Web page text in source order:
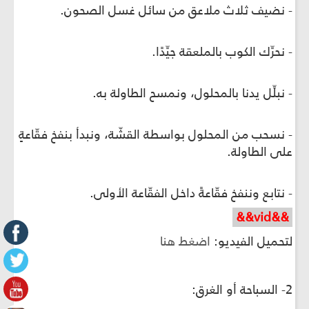
- نضيف ثلاث ملاعق من سائل غسل الصحون.
- نحرِّك الكوب بالملعقة جيِّدًا.
- نبلِّل يدنا بالمحلول، ونمسح الطاولة به.
- نسحب من المحلول بواسطة القشّة، ونبدأ بنفخ فقّاعةٍ
على الطاولة.
- نتابع وننفخ فقّاعةً داخل الفقّاعة الأولى.
&&vid&&
لتحميل الفيديو: اضغط هنا
2- السباحة أو الغرق: